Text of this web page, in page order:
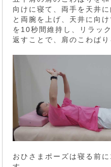
向けに寝て、両手を天井
と両腕を上げ、天井に向
を10秒間維持し、リラッ
返すことで、肩のこわばり
おひさまポーズは寝る前